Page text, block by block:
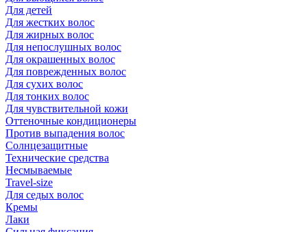
Для детей
Для жестких волос
Для жирных волос
Для непослушных волос
Для окрашенных волос
Для поврежденных волос
Для сухих волос
Для тонких волос
Для чувствительной кожи
Оттеночные кондиционеры
Против выпадения волос
Солнцезащитные
Технические средства
Несмываемые
Travel-size
Для седых волос
Кремы
Лаки